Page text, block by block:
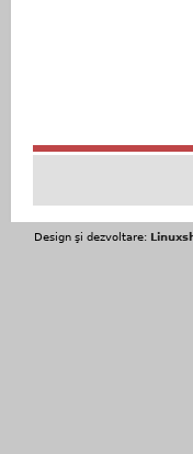
Design şi dezvoltare: